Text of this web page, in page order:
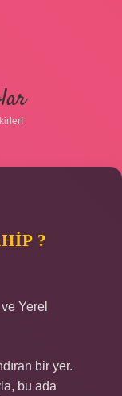
?
Yerel
bir yer.
bu ada